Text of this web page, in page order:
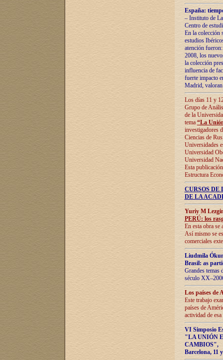
España:
– Instituto de
Centro de
En la colección
estudios
atención
2008, los
la colección
influencia de
fuerte impacto
Madrid,
Los días 11 y
Grupo de
de la
tema “La
investigadores
Ciencias de
Universidades
Universidad
Universidad
Esta
Estructura
CURSOS
DE LA
Yuriy M
PERÚ: los
En esta obra se
Así mismo se
comerciales
Liudmila
Brasil: as
Grandes temas
século
Los países de
Este trabajo
países de
actividad de
VI Simposio
"LA UNIÓN
CAMBIOS",
Barcelona, 11